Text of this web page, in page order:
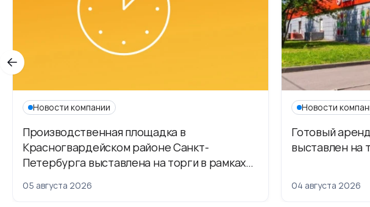
Новости компании
Производственная площадка в
Красногвардейском районе Санкт-
Петербурга выставлена на торги в рамках
05 августа 2026
Новости
Готовый
выставлен на
04 августа 2026